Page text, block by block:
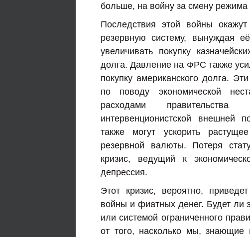
больше, на войну за смену
Последствия этой войны
резервную систему, вынуждая
увеличивать покупку
долга. Давление на ФРС также
покупку американского долга.
по поводу экономической
расходами
интервенционистской внешней
также могут ускорить
резервной валюты. Потеря
кризис, ведущий к
депрессия.
Этот кризис, вероятно,
войны и фиатных денег. Будет ли
или системой ограниченного
от того, насколько мы, знающие